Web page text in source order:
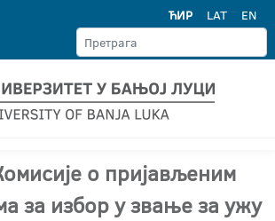
ЋИР LAT EN
о пријављеним
за избор у звање за ужу